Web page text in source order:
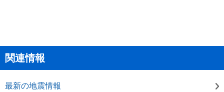
関連情報
最新の地震情報